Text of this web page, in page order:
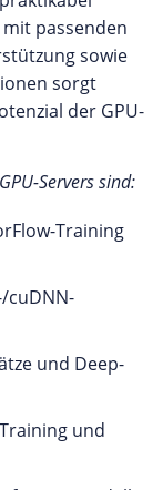
passenden
sowie
sorgt
der GPU-
Servers sind:
Training
cuDNN-
und Deep-
und